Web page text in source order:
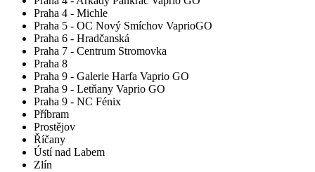
Praha 4 - Michle
Praha 5 - OC Nový Smíchov VaprioGO
Praha 6 - Hradčanská
Praha 7 - Centrum Stromovka
Praha 8
Praha 9 - Galerie Harfa Vaprio GO
Praha 9 - Letňany Vaprio GO
Praha 9 - NC Fénix
Příbram
Prostějov
Říčany
Ústí nad Labem
Zlín